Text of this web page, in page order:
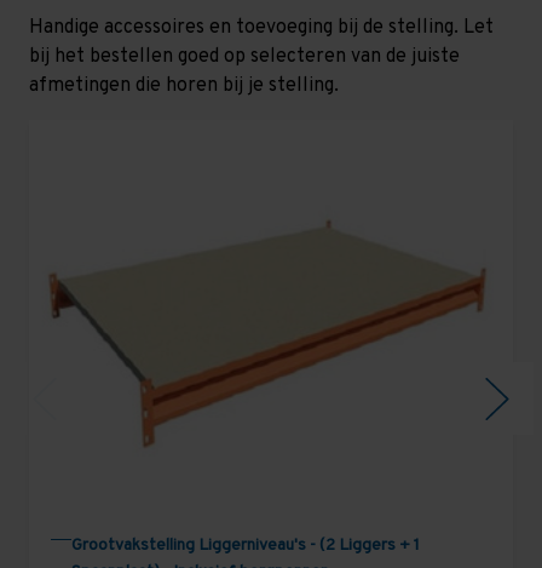
Handige accessoires en toevoeging bij de stelling. Let
bij het bestellen goed op selecteren van de juiste
afmetingen die horen bij je stelling.
Grootvakstelling Liggerniveau's - (2 Liggers + 1